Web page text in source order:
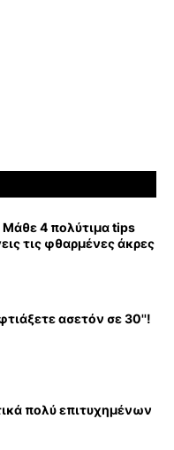
Μάθε 4 πολύτιμα tips
τις φθαρμένες άκρες
ασετόν σε 30''!
πολύ επιτυχημένων